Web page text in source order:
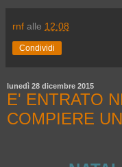
rnf alle 12:08
Condividi
lunedì 28 dicembre 2015
E' ENTRATO
COMPIERE